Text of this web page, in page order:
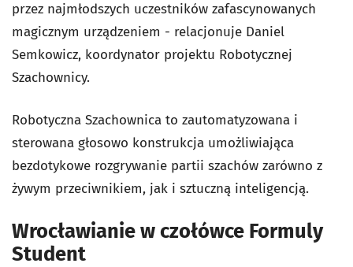
przez najmłodszych uczestników zafascynowanych
magicznym urządzeniem - relacjonuje Daniel
Semkowicz, koordynator projektu Robotycznej
Szachownicy.
Robotyczna Szachownica to zautomatyzowana i
sterowana głosowo konstrukcja umożliwiająca
bezdotykowe rozgrywanie partii szachów zarówno z
żywym przeciwnikiem, jak i sztuczną inteligencją.
Wrocławianie w czołówce Formuly
Student